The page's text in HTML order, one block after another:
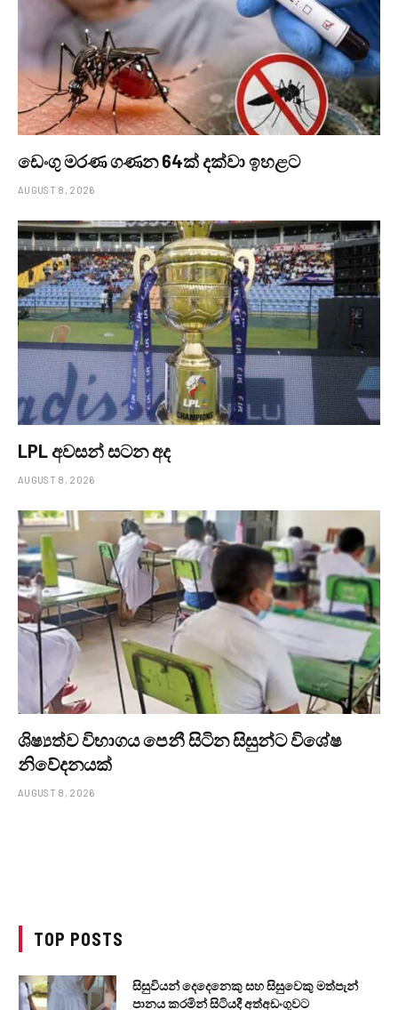
ඩෙංගු මරණ ගණන 64ක් දක්වා ඉහළට
AUGUST 8, 2026
LPL අවසන් සටන අද
AUGUST 8, 2026
ශිෂ්‍යත්ව විභාගය පෙනී සිටින සිසුන්ට විශේෂ
නිවේදනයක්
AUGUST 8, 2026
TOP POSTS
සිසුවියන් දෙදෙනෙකු සහ සිසුවෙකු මත්පැන්
පානය කරමින් සිටියදී අත්අඩංගුවට